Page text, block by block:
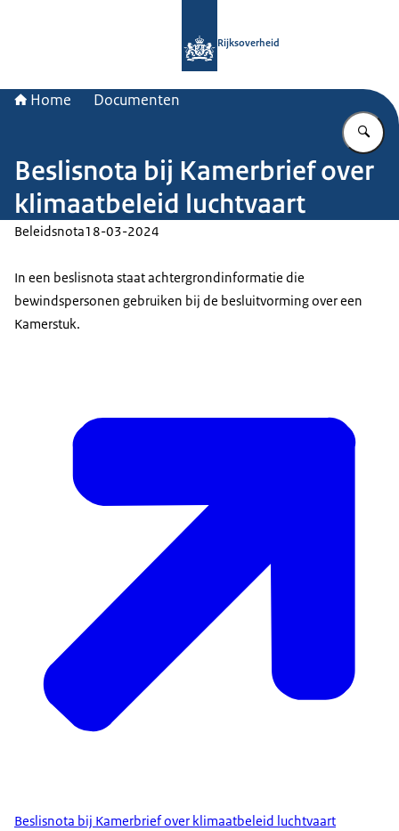
Rijksoverheid
Home Documenten
Beslisnota bij Kamerbrief over
klimaatbeleid luchtvaart
Beleidsnota18-03-2024
In een beslisnota staat achtergrondinformatie die
bewindspersonen gebruiken bij de besluitvorming over een
Kamerstuk.
Beslisnota bij Kamerbrief over klimaatbeleid luchtvaart